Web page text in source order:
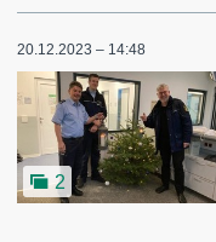
20.12.2023 – 14:48
2